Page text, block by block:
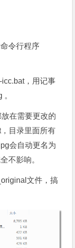
令行程序
，用记事
在需要更改的
目录里面所有
会自动更名为
不影响。
文件，搞